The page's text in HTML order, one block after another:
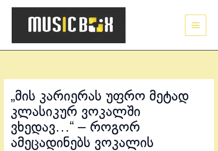
Skip
„მის კარიერას უფრო მეტად
კლასიკურ ვოკალში
ვხედავ…“ – როგორ
ამეცადინებს ვოკალის